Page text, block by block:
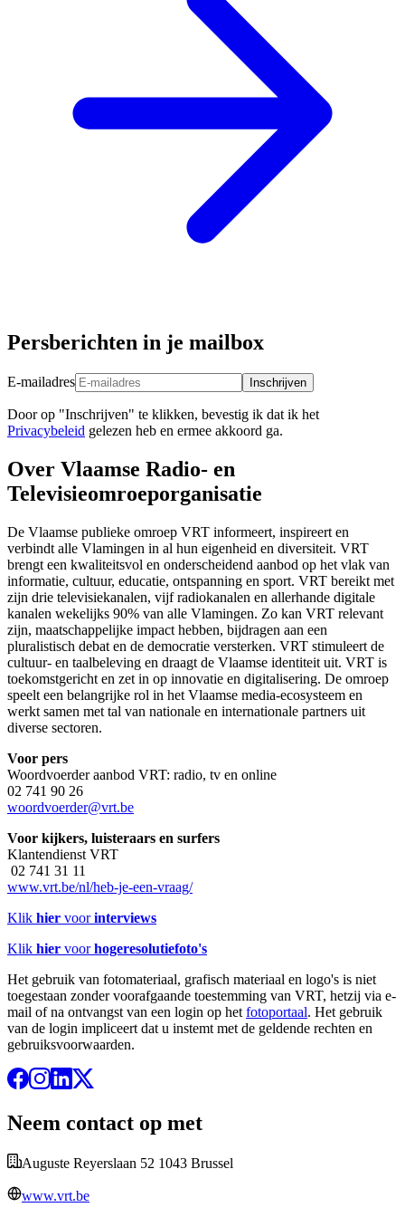
Persberichten in je mailbox
E-mailadres Inschrijven
Door op "Inschrijven" te klikken, bevestig ik dat ik het
Privacybeleid gelezen heb en ermee akkoord ga.
Over Vlaamse Radio- en
Televisieomroeporganisatie
De Vlaamse publieke omroep VRT informeert, inspireert en
verbindt alle Vlamingen in al hun eigenheid en diversiteit. VRT
brengt een kwaliteitsvol en onderscheidend aanbod op het vlak van
informatie, cultuur, educatie, ontspanning en sport. VRT bereikt met
zijn drie televisiekanalen, vijf radiokanalen en allerhande digitale
kanalen wekelijks 90% van alle Vlamingen. Zo kan VRT relevant
zijn, maatschappelijke impact hebben, bijdragen aan een
pluralistisch debat en de democratie versterken. VRT stimuleert de
cultuur- en taalbeleving en draagt de Vlaamse identiteit uit. VRT is
toekomstgericht en zet in op innovatie en digitalisering. De omroep
speelt een belangrijke rol in het Vlaamse media-ecosysteem en
werkt samen met tal van nationale en internationale partners uit
diverse sectoren.
Voor pers
Woordvoerder aanbod VRT: radio, tv en online
02 741 90 26
woordvoerder@vrt.be
Voor kijkers, luisteraars en surfers
Klantendienst VRT
02 741 31 11
www.vrt.be/nl/heb-je-een-vraag/
Klik hier voorinterviews
Klik hier voorhogeresolutiefoto's
Het gebruik van fotomateriaal, grafisch materiaal en logo's is niet
toegestaan zonder voorafgaande toestemming van VRT, hetzij via e-
mail of na ontvangst van een login op het fotoportaal. Het gebruik
van de login impliceert dat u instemt met de geldende rechten en
gebruiksvoorwaarden.
Neem contact op met
Auguste Reyerslaan 52 1043 Brussel
www.vrt.be